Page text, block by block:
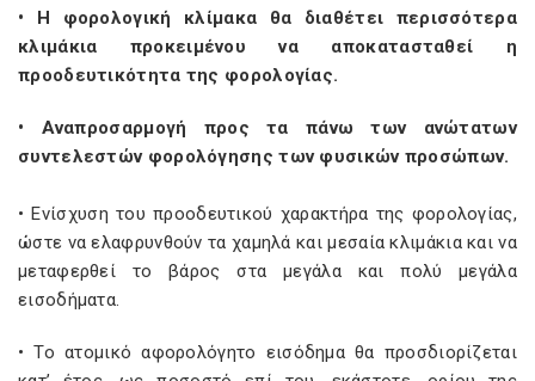
• Η φορολογική κλίμακα θα διαθέτει περισσότερα
κλιμάκια προκειμένου να αποκατασταθεί η
προοδευτικότητα της φορολογίας.
• Αναπροσαρμογή προς τα πάνω των ανώτατων
συντελεστών φορολόγησης των φυσικών προσώπων.
• Ενίσχυση του προοδευτικού χαρακτήρα της φορολογίας,
ώστε να ελαφρυνθούν τα χαμηλά και μεσαία κλιμάκια και να
μεταφερθεί το βάρος στα μεγάλα και πολύ μεγάλα
εισοδήματα.
• Το ατομικό αφορολόγητο εισόδημα θα προσδιορίζεται